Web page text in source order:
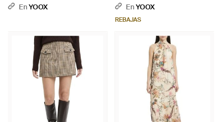
Neutro
EnYOOX
EnYOOX
REBAJAS